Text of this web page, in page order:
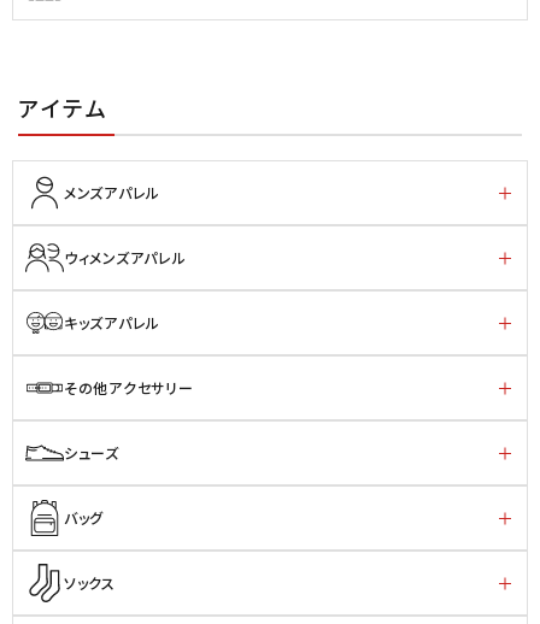
アイテム
メンズアパレル
ウィメンズアパレル
キッズアパレル
その他アクセサリー
シューズ
バッグ
ソックス